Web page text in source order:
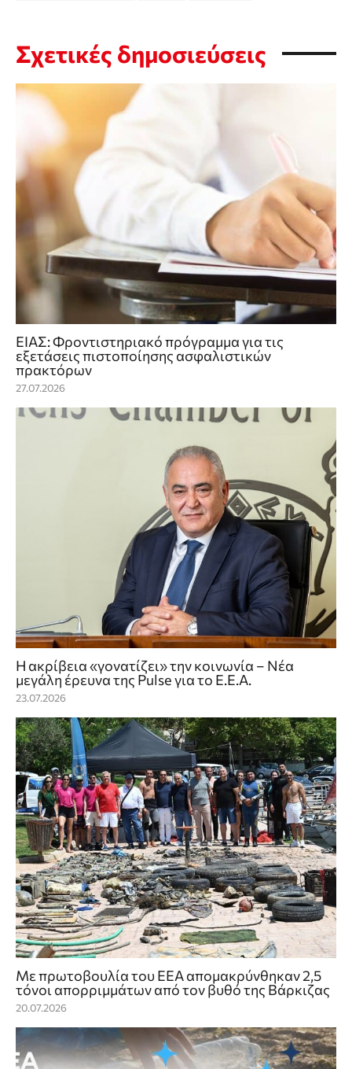
Σχετικές δημοσιεύσεις
ΕΙΑΣ: Φροντιστηριακό πρόγραμμα για τις
εξετάσεις πιστοποίησης ασφαλιστικών
πρακτόρων
27.07.2026
Η ακρίβεια «γονατίζει» την κοινωνία – Νέα
μεγάλη έρευνα της Pulse για το Ε.Ε.Α.
23.07.2026
Με πρωτοβουλία του ΕΕΑ απομακρύνθηκαν 2,5
τόνοι απορριμμάτων από τον βυθό της Βάρκιζας
20.07.2026